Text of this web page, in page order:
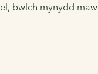
bwlch mynydd